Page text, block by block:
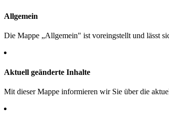
Allgemein
Die Mappe „Allgemein" ist voreingstellt und lässt
Aktuell geänderte Inhalte
Mit dieser Mappe informieren wir Sie über die